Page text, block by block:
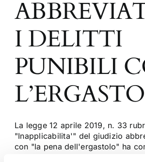
I DELITTI
PUNIBILI
La legge 12 aprile 2019, n. 33
"Inapplicabilita'" del giudizio
con "la pena dell'ergastolo" ha